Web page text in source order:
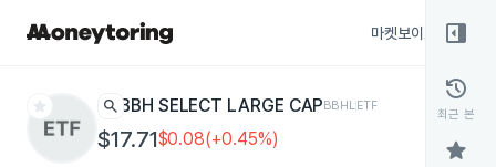
마켓보이스
star search BBH SELECT LARGE CAPBBHLETF
$17.71$0.08(+0.45%)
right_panel_open
history
최근 본
star